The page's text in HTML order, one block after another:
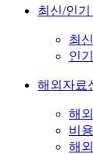
최신/인
최
인
해외자료
해
비
해